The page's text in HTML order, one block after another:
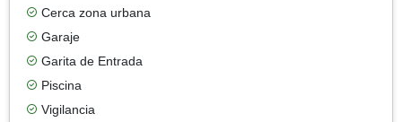
Cerca zona urbana
Garaje
Garita de Entrada
Piscina
Vigilancia